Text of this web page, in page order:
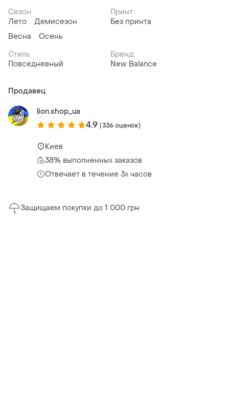
Сезон
Лето
Демисезон
Весна
Осень
Принт
Без принта
Стиль
Повседневный
Бренд:
New Balance
Продавец
lion.shop_ua
4.9 (336 оценок)
Киев
38% выполненных заказов
Отвечает в течение 3х часов
Защищаем покупки до 1 000 грн